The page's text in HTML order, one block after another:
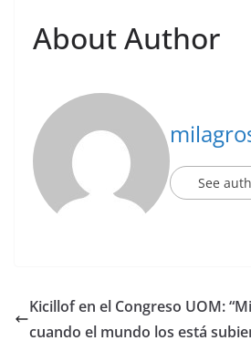
About Author
See
Kicillof en el Congreso UOM:
cuando el mundo los está